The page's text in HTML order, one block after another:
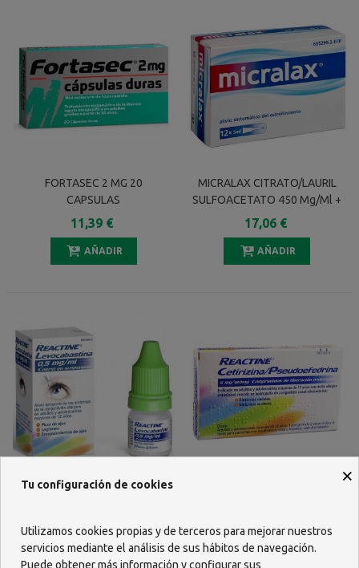
FORTASEC 2 MG 20
CAPSULAS
11,39 €
AÑADIR
MICRALAX CITRATO/LAURIL
SULFOACETATO 450 Mg/ml +
45 Mg/ml SOLUCION RECTAL
12 ENEMAS 5 Ml
17,06 €
AÑADIR
REACTINE LEVOCABASTINA
SUSPENSION 1 FRASCO 4 ML
10,75 €
AÑADIR
5 MG/120 MG 14
COMPRIMIDOS LIBERACION
PROLONGADA
12,55 €
AÑADIR
×
Tu configuración de cookies
Utilizamos cookies propias y de terceros para mejorar nuestros
servicios mediante el análisis de sus hábitos de navegación.
Puede obtener más información y configurar sus